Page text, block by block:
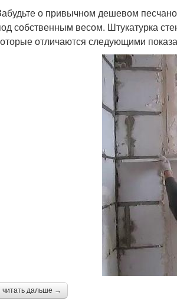
о привычном дешевом
собственным весом. Штукатурка
отличаются следующими
читать дальше →